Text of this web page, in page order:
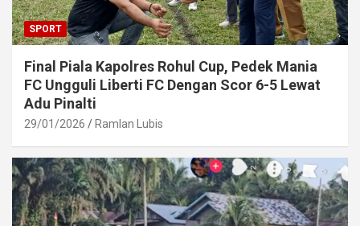
SPORT
Final Piala Kapolres Rohul Cup, Pedek Mania
FC Ungguli Liberti FC Dengan Scor 6-5 Lewat
Adu Pinalti
29/01/2026 Ramlan Lubis